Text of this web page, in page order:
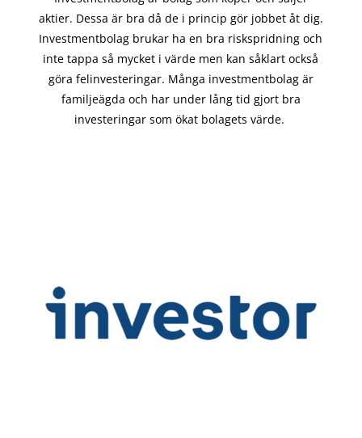
aktier. Dessa är bra då de i princip görjobbet åt dig.
Investmentbolag brukar ha en bra riskspridning och
inte tappa så mycket i värde men kan såklart också
göra felinvesteringar. Många investmentbolag är
familjeägda och har under lång tid gjort bra
investeringar som ökat bolagets värde.